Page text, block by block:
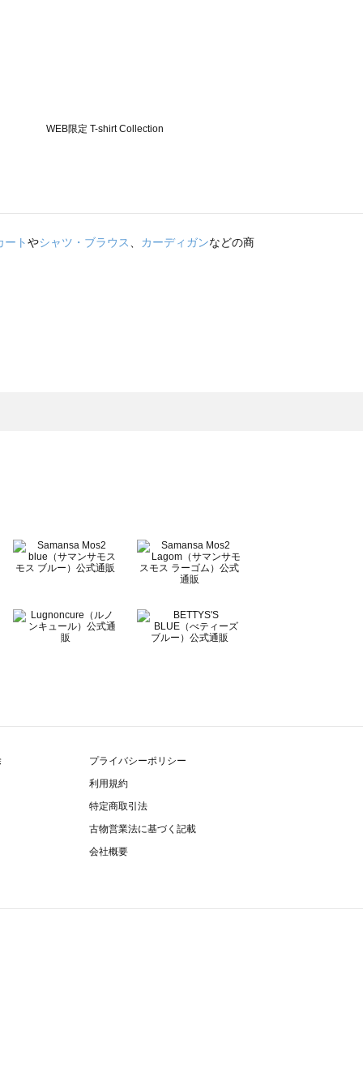
ートやシャツ・ブラウス カーディガンなどの商
プライバシーポリシー
利用規約
特定商取引法
古物営業法に基づく記載
会社概要